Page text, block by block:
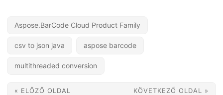
Aspose.BarCode Cloud Product Family
csv to json java aspose barcode
multithreaded conversion
« ELŐZŐ OLDAL KÖVETKEZŐ OLDAL »